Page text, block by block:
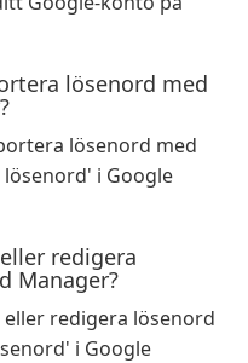
lösenord med
lösenord med
i Google
redigera
Manager?
eller redigera lösenord
i Google